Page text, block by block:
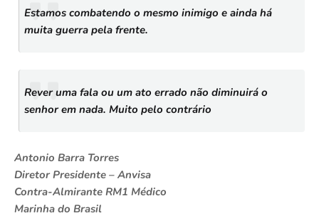
Estamos combatendo o mesmo inimigo e ainda há
muita guerra pela frente.
Rever uma fala ou um ato errado não diminuirá o
senhor em nada. Muito pelo contrário
Antonio Barra Torres
Diretor Presidente – Anvisa
Contra-Almirante RM1 Médico
Marinha do Brasil